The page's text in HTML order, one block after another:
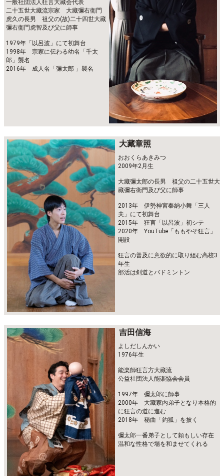
一般社団法人狂言大藏会代表
二十五世大藏流宗家 大藏彌右衛門
虎久の長男 祖父の(故)二十四世大藏
彌右衛門虎智及び父に師事
1979年「以呂波」にて初舞台
1998年 宗家に伝わる幼名「千太
郎」襲名
2016年 成人名「彌太郎 」襲名
大藏章照
おおくらあきみつ
2009年2月生
大藏彌太郎の長男 祖父の二十五世大
藏彌右衛門及び父に師事
2013年 伊勢神宮奉納小舞「三人
夫」にて初舞台
2015年 狂言「以呂波」初シテ
2020年 YouTube「ももやそ狂言」
開設
狂言の普及に意欲的に取り組む高校3
年生
部活は剣道とバドミントン
吉田信海
よしだしんかい
1976年生
能楽師狂言方大藏流
公益社団法人能楽協会会員
1997年 彌太郎に師事
2000年 大藏家内弟子となり本格的
に狂言の道に進む
2018年 秘曲「釣狐」を披く
彌太郎一番弟子として頼もしい存在
温和な性格で場を和ませてくれる